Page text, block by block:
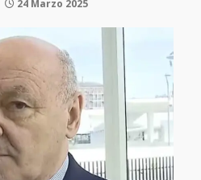
24 Marzo 2025